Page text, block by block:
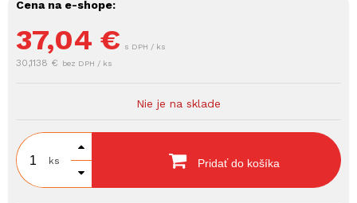
Cena na e-shope:
37,04 € s DPH / ks
30,1138 € bez DPH / ks
Nie je na sklade
ks Pridať do košíka